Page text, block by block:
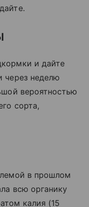
и дайте
через неделю
вероятностью
сорта,
в прошлом
всю органику
калия (15